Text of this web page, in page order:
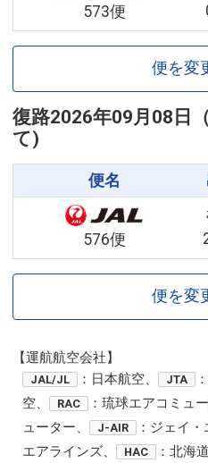
573便
便を変
復路2026年09月08日（
て)
便名
576便
便を変
【運航航空会社】
JAL/JL ：日本航空、 JTA
空、
RAC ：琉球エアコミュー
ューター、
J-AIR ：ジェイ・
エアラインズ、
HAC ：北海